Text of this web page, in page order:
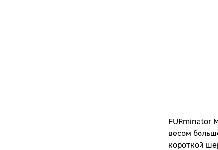
FURminator
весом
короткой